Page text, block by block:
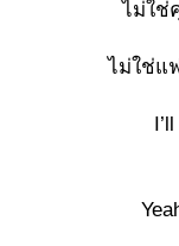
ไม่ใช่
ไม่ใช่แ